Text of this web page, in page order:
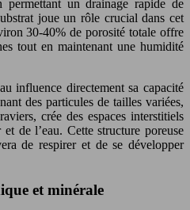
un drainage rapide de
joue un rôle crucial dans cet
30-40% de porosité totale offre
tout en maintenant une humidité
influence directement sa capacité
des particules de tailles variées,
crée des espaces interstitiels
de l’eau. Cette structure poreuse
de respirer et de se développer
et minérale